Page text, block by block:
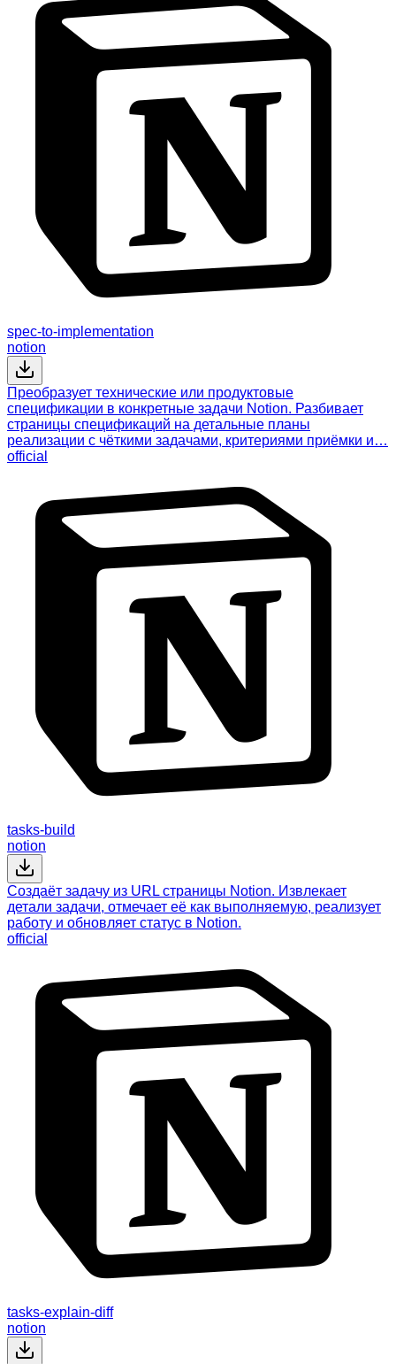
spec-to-implementation
notion
Преобразует технические или продуктовые
спецификации в конкретные задачи Notion. Разбивает
страницы спецификаций на детальные планы
реализации с чёткими задачами, критериями приёмки и…
official
tasks-build
notion
Создаёт задачу из URL страницы Notion. Извлекает
детали задачи, отмечает её как выполняемую, реализует
работу и обновляет статус в Notion.
official
tasks-explain-diff
notion